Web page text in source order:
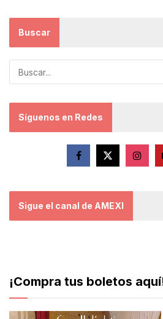
Buscar
Síguenos en Redes
Sigue el canal de AMEXI
¡Compra tus boletos